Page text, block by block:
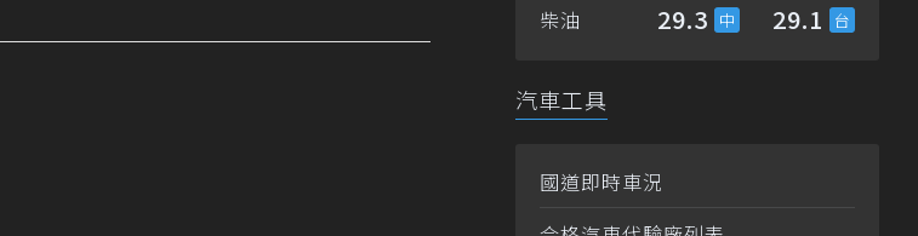
柴油 29.3 29.1
汽車工具
國道即時車況